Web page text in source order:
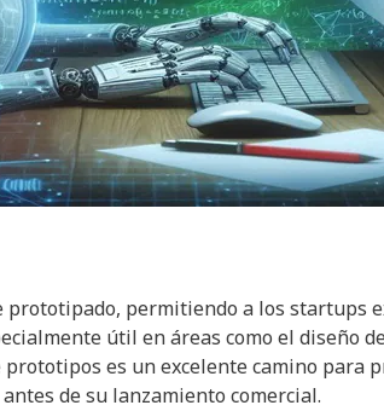
prototipado, permitiendo a los startups
útil en áreas como el diseño
es un excelente camino para
de su lanzamiento comercial.